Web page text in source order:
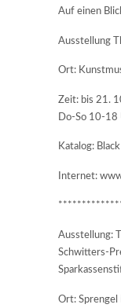
Auf einen
Ausstellung
Ort:
Zeit: bis 21.
Do-So 10-18
Katalog:
Internet:
Ausstellung:
Schwitters-
Ort: Sprengel